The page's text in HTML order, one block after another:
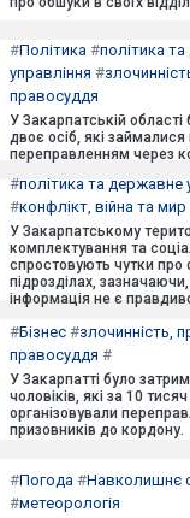
#Політика #політика
управління #
правосуддя
У Закарпатській області
двоє осіб, які
переправленням через
#політика та державне
#конфлікт, війна та мир
У Закарпатському
комплектування та
спростовують чутки про
підрозділах,
інформація не є
#Бізнес #злочинність,
правосуддя #
У Закарпатті було
чоловіків, які за 10
організовували
призовників до кордону.
#Погода #Навколишнє
#метеорологія